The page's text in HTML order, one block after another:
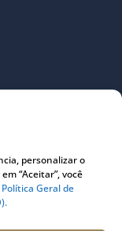
personalizar o
“Aceitar”, você
Política Geral de